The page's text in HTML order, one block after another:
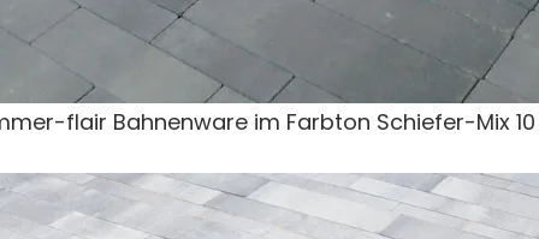
flair Bahnenware im Farbton Schiefer-Mix